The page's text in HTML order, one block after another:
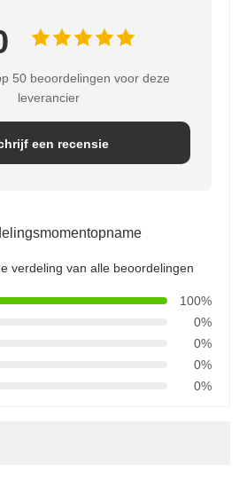
50 beoordelingen voor deze
leverancier
een recensie
verdeling van alle beoordelingen
100%
0%
0%
0%
0%